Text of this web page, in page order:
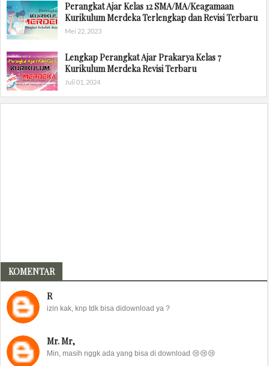
Perangkat Ajar Kelas 12 SMA/MA/Keagamaan
Kurikulum Merdeka Terlengkap dan Revisi Terbaru
Mei 22, 2023
Lengkap Perangkat Ajar Prakarya Kelas 7
Kurikulum Merdeka Revisi Terbaru
Juli 01, 2024
KOMENTAR
R
izin kak, knp tdk bisa didownload ya ?
Mr. Mr,
Min, masih nggk ada yang bisa di download 😢😢😢